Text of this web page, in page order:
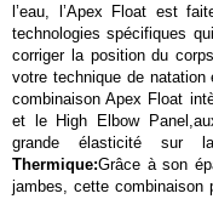
l’eau, l’Apex Float est
technologies spécifiques
corriger la position du
votre technique de natation
combinaison Apex Float
et le High Elbow
grande élasticité sur
Thermique:Grâce à son
jambes, cette combinaison